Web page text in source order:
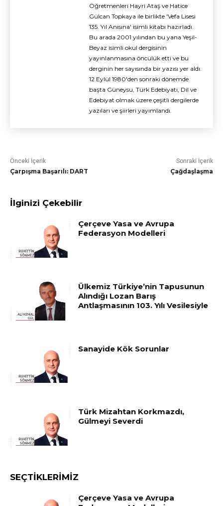
Önceki İçerik
Çarpışma Başarılı: DART
Sonraki İçerik
Çağdaşlaşma
İlginizi Çekebilir
Çerçeve Yasa ve Avrupa
Federasyon Modelleri
Ülkemiz Türkiye’nin Tapusunun
Alındığı Lozan Barış
Antlaşmasının 103. Yılı Vesilesiyle
Sanayide Kök Sorunlar
Türk Mizahtan Korkmazdı,
Gülmeyi Severdi
SEÇTIKLERIMIZ
Çerçeve Yasa ve Avrupa